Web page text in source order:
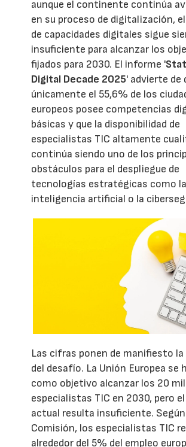
aunque el continente continúa
en su proceso de digitalización,
de capacidades digitales sigue
insuficiente para alcanzar los
fijados para 2030. El informe '
Digital Decade 2025' advierte de
únicamente el 55,6% de los
europeos posee competencias
básicas y que la disponibilidad de
especialistas TIC altamente
continúa siendo uno de los
obstáculos para el despliegue de
tecnologías estratégicas como la
inteligencia artificial o la
Las cifras ponen de manifiesto
del desafío. La Unión Europea se
como objetivo alcanzar los 20
especialistas TIC en 2030, pero
actual resulta insuficiente.
Comisión, los especialistas TIC
alrededor del 5% del empleo